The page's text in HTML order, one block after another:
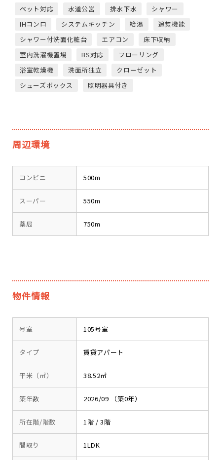
ペット対応 水道公営 排水下水
シャワー
IHコンロ
システムキッチン 給湯
追焚機能
シャワー付洗面化粧台
エアコン
床下収納
室内洗濯機置場
BS対応
フローリング
浴室乾燥機
洗面所独立
クローゼット
シューズボックス
照明器具付き
周辺環境
コンビニ 500m
スーパー 550m
薬局 750m
物件情報
号室 105号室
タイプ 賃貸アパート
平米（㎡） 38.52㎡
築年数 2026/09 （築0年）
所在階/階数 1階 / 3階
間取り 1LDK